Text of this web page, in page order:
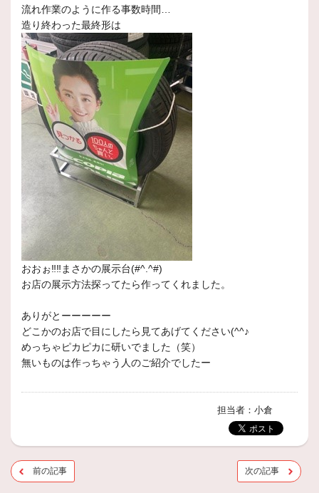
流れ作業のように作る事数時間…
造り終わった最終形は
おおぉ‼‼まさかの展示台(#^.^#)
お店の展示方法探ってたら作ってくれました。
ありがとーーーーー
どこかのお店で目にしたら見てあげてください(^^♪
めっちゃピカピカに研いでました（笑）
無いものは作っちゃう人のご紹介でしたー
担当者：小倉
前の記事 次の記事